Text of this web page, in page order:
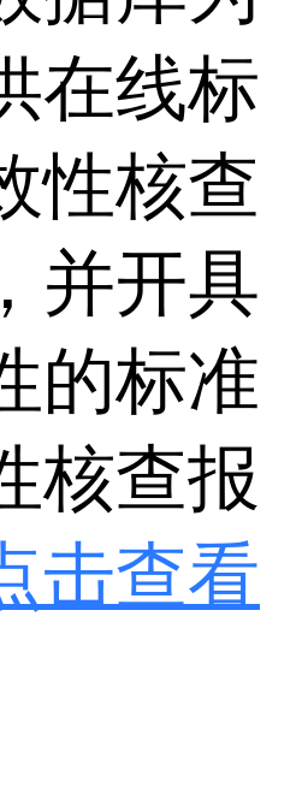
在线标
性核查
并开具
的标准
核查报
击查看